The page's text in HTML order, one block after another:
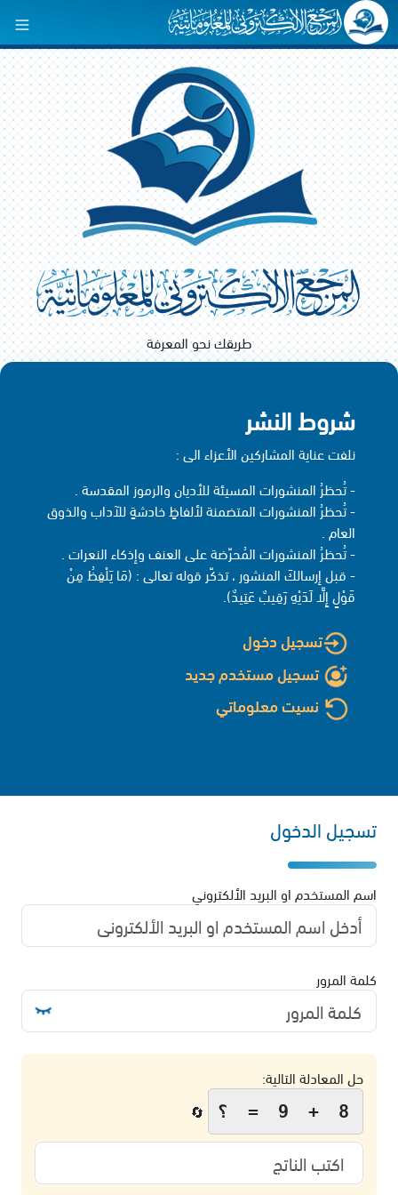
طريقك نحو المعرفة
شروط النشر
نلفت عناية المشاركين الأعزاء الى :
- تُحظرُ المنشورات المسيئة للأديان والرموز المقدسة .
- تُحظرُ المنشورات المتضمنة لألفاظٍ خادشةٍ للآداب والذوق
العام .
- تُحظرُ المنشورات المُحرّضة على العنف وإذكاء النعرات .
- قبل إرسالكَ المنشور ، تذكّر قوله تعالى : (مَا يَلْفِظُ مِنْ
قَوْلٍ إِلَّا لَدَيْهِ رَقِيبٌ عَتِيدٌ).
تسجيل دخول
تسجيل مستخدم جديد
نسيت معلوماتي
تسجيل الدخول
اسم المستخدم او البريد الألكتروني
كلمة المرور
حل المعادلة التالية:
8 + 9 = ؟ 🔄